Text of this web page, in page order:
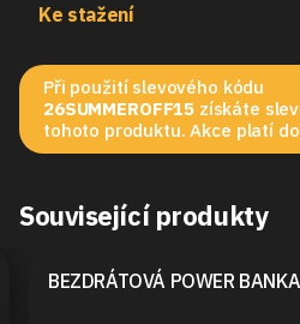
Ke stažení
Při použití slevového kódu
26SUMMEROFF15 získáte
tohoto produktu. Akce platí
Související produkty
BEZDRÁTOVÁ POWER